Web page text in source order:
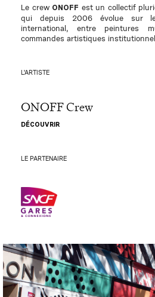
Le crew ONOFF est un collectif
qui depuis 2006 évolue sur
international, entre peintures
commandes artistiques
L'ARTISTE
ONOFF Crew
DÉCOUVRIR
LE PARTENAIRE